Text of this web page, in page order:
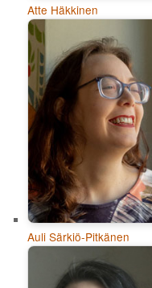
Atte Häkkinen
Auli Särkiö-Pitkänen